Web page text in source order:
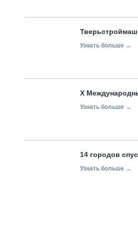
Тверьстроймаш
Узнать больше →
X
Узнать больше →
14 городов
Узнать больше →